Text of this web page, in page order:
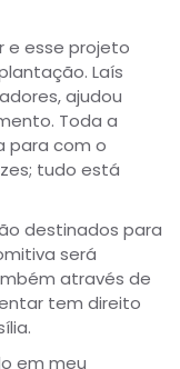
e esse projeto
Laís
ajudou
Toda a
para com o
tudo está
destinados para
será
através de
tem direito
em meu